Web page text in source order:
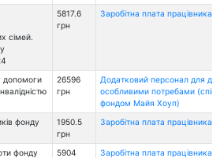
сімей.
5817.6
грн
Заробітна плата працівникам
допомоги
26596
грн
Додатковий персонал для
особливими потребами
фондом Майя Хоуп)
фонду
1950.5
грн
Заробітна плата працівникам
фонду
5904
Заробітна плата працівникам